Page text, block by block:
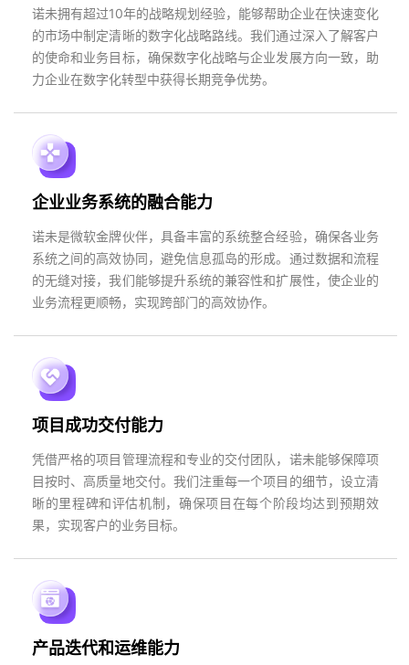
诺未拥有超过10年的战略规划经验，能够帮助企业在快速变化
的市场中制定清晰的数字化战略路线。我们通过深入了解客户
的使命和业务目标，确保数字化战略与企业发展方向一致，助
力企业在数字化转型中获得长期竞争优势。
企业业务系统的融合能力
诺未是微软金牌伙伴，具备丰富的系统整合经验，确保各业务
系统之间的高效协同，避免信息孤岛的形成。通过数据和流程
的无缝对接，我们能够提升系统的兼容性和扩展性，使企业的
业务流程更顺畅，实现跨部门的高效协作。
项目成功交付能力
凭借严格的项目管理流程和专业的交付团队，诺未能够保障项
目按时、高质量地交付。我们注重每一个项目的细节，设立清
晰的里程碑和评估机制，确保项目在每个阶段均达到预期效
果，实现客户的业务目标。
产品迭代和运维能力